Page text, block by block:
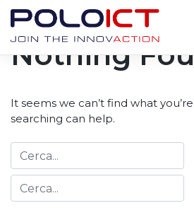
Skip
content
Nothing
It seems we can’t find what
searching can help.